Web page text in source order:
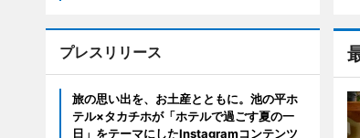
プレスリリース
旅の思い出を、お土産とともに。池の平ホ
テル×タカチホが「ホテルで過ごす夏の一
日」をテーマにしたInstagramコンテンツ